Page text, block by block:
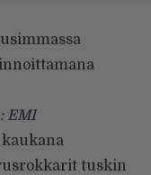
EMI
tuskin